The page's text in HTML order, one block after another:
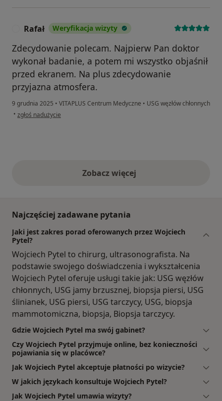
Rafał Weryfikacja wizyty
Zdecydowanie polecam. Najpierw Pan doktor
wykonał badanie, a potem mi wszystko objaśnił
przed ekranem. Na plus zdecydowanie
przyjazna atmosfera.
9 grudnia 2025 • VITAPLUS Centrum Medyczne • USG węzłów chłonnych
• w opinii użytkownika Rafał
zgłoś nadużycie
Zobacz więcejopinie powyżej
Najczęściej zadawane pytania
Jaki jest zakres porad oferowanych przez Wojciech
Pytel?
Wojciech Pytel to chirurg, ultrasonografista. Na
podstawie swojego doświadczenia i wykształcenia
Wojciech Pytel oferuje usługi takie jak: USG węzłów
chłonnych, USG jamy brzusznej, biopsja piersi, USG
ślinianek, USG piersi, USG tarczycy, USG, biopsja
mammotomiczna, biopsja, Biopsja tarczycy.
Gdzie Wojciech Pytel ma swój gabinet?
Czy Wojciech Pytel przyjmuje online, bez konieczności
pojawiania się w placówce?
Jak Wojciech Pytel akceptuje płatności po wizycie?
W jakich językach konsultuje Wojciech Pytel?
Jak Wojciech Pytel umawia wizyty?